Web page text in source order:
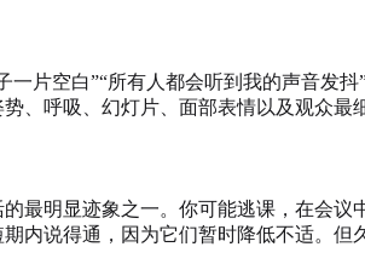
一片空白”“所有人都会听到我的声音发
、呼吸、幻灯片、面部表情以及观众最
最明显迹象之一。你可能逃课，在会
内说得通，因为它们暂时降低不适。